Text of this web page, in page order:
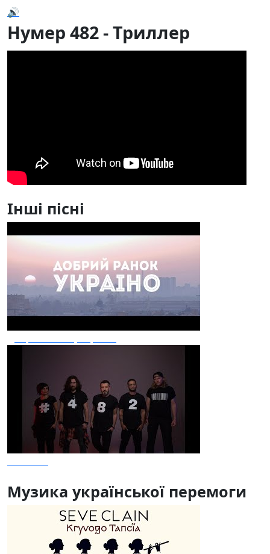
🔊
Нумер 482 - Триллер
Інші пісні
Музика української перемоги